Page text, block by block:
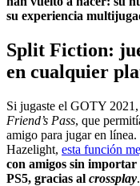
su experiencia
Split Fiction:
en cualquier
Si jugaste el GOTY 2021,
Friend’s Pass, que
amigo para jugar en línea.
Hazelight, esta función
con amigos sin
PS5, gracias al crossplay.